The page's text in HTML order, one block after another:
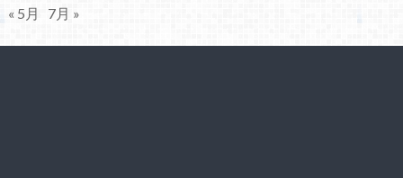
« 5月
7月 »